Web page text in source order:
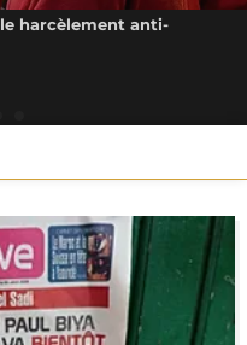
harcèlement anti-